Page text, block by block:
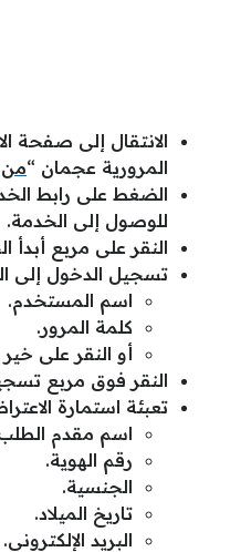
الانتقال إلى صفحة
المرورية عجمان “من
الضغط على رابط
للوصول إلى الخدمة.
النقر على مربع أبدأ
تسجيل الدخول إلى
اسم المستخدم.
كلمة المرور.
أو النقر على
النقر فوق مربع
تعبئة استمارة
اسم مقدم
رقم الهوية.
الجنسية.
تاريخ الميلاد.
البريد الإلكتروني.